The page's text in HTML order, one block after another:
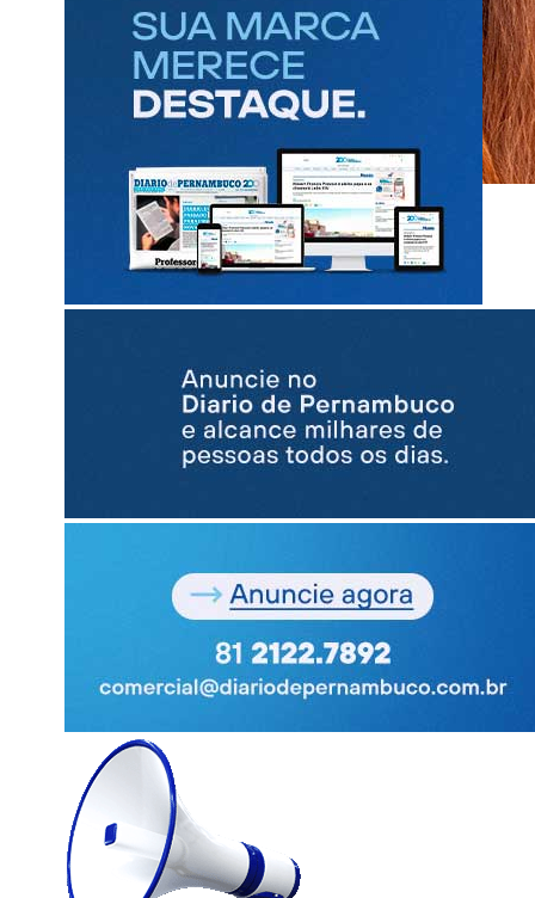
Diario Políticocom Renata Bezerra de Melo
Miguel herda bases e anuncia candidatura